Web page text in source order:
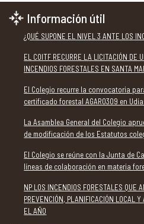
Información útil
¿QUÉ SUPONE EL NIVEL 3 ANTE LOS
EL COITF RECURRE LA LICITACIÓN DE
INCENDIOS FORESTALES EN SANTA
El Colegio recurre la convocatoria
certificado forestal AGAR0309 en
La Asamblea General del Colegio
de modificación de los Estatutos
El Colegio se reúne con la Junta de
líneas de colaboración en materia
NP LOS INCENDIOS FORESTALES QUE
PREVENCIÓN, PLANIFICACIÓN LOCAL Y
EL AÑO